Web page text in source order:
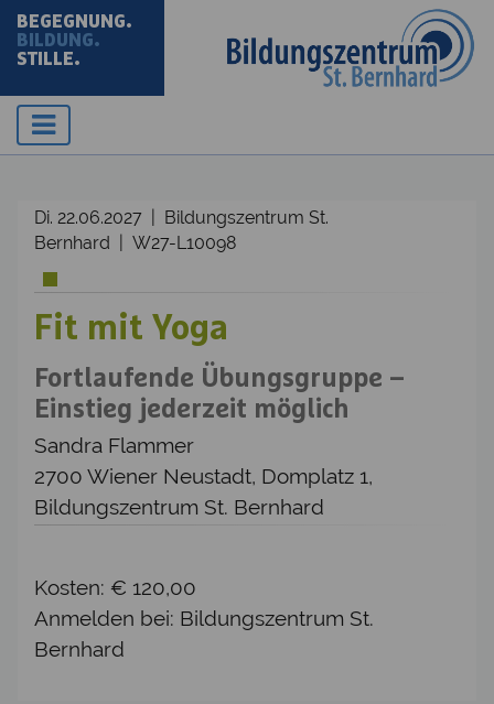
BEGEGNUNG.
BILDUNG.
STILLE.
Di. 22.06.2027 | Bildungszentrum St.
Bernhard | W27-L10098
Fit mit Yoga
Fortlaufende Übungsgruppe –
Einstieg jederzeit möglich
Sandra Flammer
2700 Wiener Neustadt, Domplatz 1,
Bildungszentrum St. Bernhard
Kosten: € 120,00
Anmelden bei: Bildungszentrum St.
Bernhard